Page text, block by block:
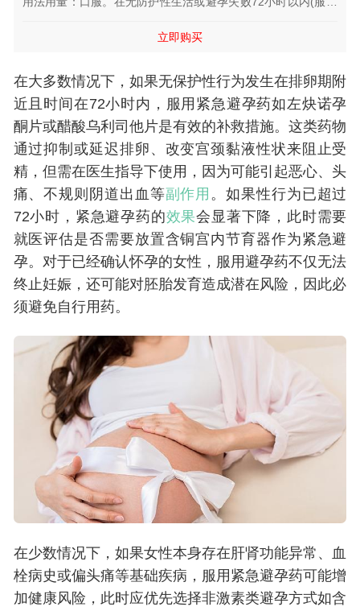
立即购买
在大多数情况下，如果无保护性行为发生在排卵期附
近且时间在72小时内，服用紧急避孕药如左炔诺孕
酮片或醋酸乌利司他片是有效的补救措施。这类药物
通过抑制或延迟排卵、改变宫颈黏液性状来阻止受
精，但需在医生指导下使用，因为可能引起恶心、头
痛、不规则阴道出血等副作用 。如果性行为已超过
72小时，紧急避孕药的效果会显著下降，此时需要
就医评估是否需要放置含铜宫内节育器作为紧急避
孕。对于已经确认怀孕的女性，服用避孕药不仅无法
终止妊娠，还可能对胚胎发育造成潜在风险，因此必
须避免自行用药。
在少数情况下，如果女性本身存在肝肾功能异常、血
栓病史或偏头痛等基础疾病，服用紧急避孕药可能增
加健康风险，此时应优先选择非激素类避孕方式如含